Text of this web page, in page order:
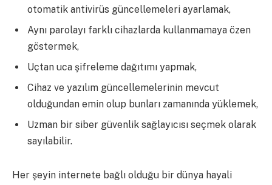
otomatik antivirüs güncellemeleri ayarlamak,
Aynı parolayı farklı cihazlarda kullanmamaya özen
göstermek,
Uçtan uca şifreleme dağıtımı yapmak,
Cihaz ve yazılım güncellemelerinin mevcut
olduğundan emin olup bunları zamanında yüklemek,
Uzman bir siber güvenlik sağlayıcısı seçmek olarak
sayılabilir.
Her şeyin internete bağlı olduğu bir dünya hayali